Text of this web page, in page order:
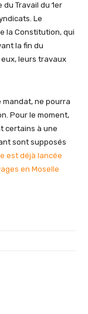
Travail du 1er
Le
la Constitution, qui
la fin du
leurs travaux
mandat, ne pourra
Pour le moment,
certains à une
sont supposés
est déjà lancée
en Moselle